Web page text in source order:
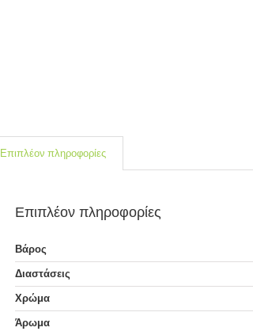
Επιπλέον πληροφορίες
Επιπλέον πληροφορίες
Βάρος
Διαστάσεις
Χρώμα
Άρωμα